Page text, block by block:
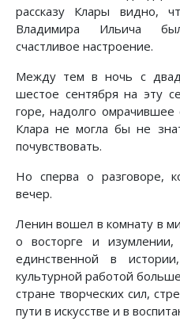
рассказу Клары видно,
Владимира Ильича
счастливое настроение.
Между тем в ночь с
шестое сентября на эту
горе, надолго
Клара не могла бы не
почувствовать.
Но сперва о разговоре,
вечер.
Ленин вошел в комнату в
о восторге и
единственной в
культурной работой
стране творческих сил,
пути в искусстве и в